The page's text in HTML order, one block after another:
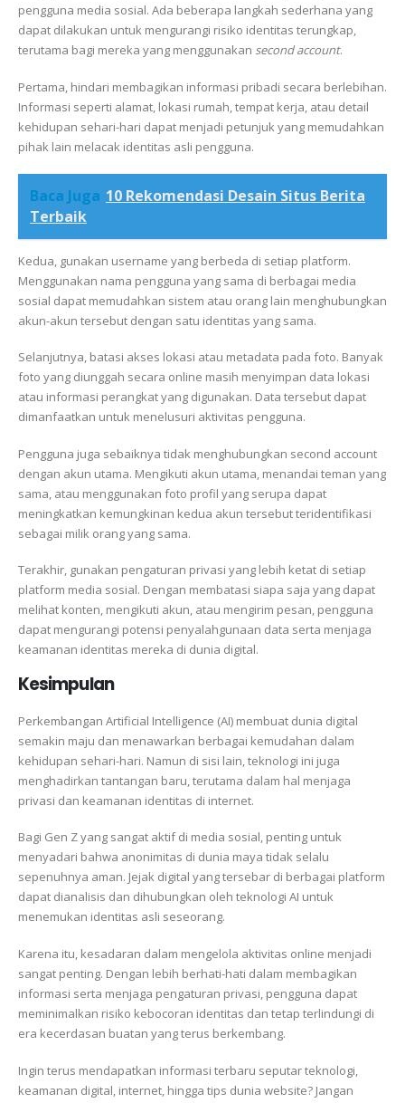
pengguna media sosial. Ada beberapa langkah sederhana yang
dapat dilakukan untuk mengurangi risiko identitas terungkap,
terutama bagi mereka yang menggunakan second account.
Pertama, hindari membagikan informasi pribadi secara berlebihan.
Informasi seperti alamat, lokasi rumah, tempat kerja, atau detail
kehidupan sehari-hari dapat menjadi petunjuk yang memudahkan
pihak lain melacak identitas asli pengguna.
Baca Juga 10 Rekomendasi Desain Situs Berita
Terbaik
Kedua, gunakan username yang berbeda di setiap platform.
Menggunakan nama pengguna yang sama di berbagai media
sosial dapat memudahkan sistem atau orang lain menghubungkan
akun-akun tersebut dengan satu identitas yang sama.
Selanjutnya, batasi akses lokasi atau metadata pada foto. Banyak
foto yang diunggah secara online masih menyimpan data lokasi
atau informasi perangkat yang digunakan. Data tersebut dapat
dimanfaatkan untuk menelusuri aktivitas pengguna.
Pengguna juga sebaiknya tidak menghubungkan second account
dengan akun utama. Mengikuti akun utama, menandai teman yang
sama, atau menggunakan foto profil yang serupa dapat
meningkatkan kemungkinan kedua akun tersebut teridentifikasi
sebagai milik orang yang sama.
Terakhir, gunakan pengaturan privasi yang lebih ketat di setiap
platform media sosial. Dengan membatasi siapa saja yang dapat
melihat konten, mengikuti akun, atau mengirim pesan, pengguna
dapat mengurangi potensi penyalahgunaan data serta menjaga
keamanan identitas mereka di dunia digital.
Kesimpulan
Perkembangan Artificial Intelligence (AI) membuat dunia digital
semakin maju dan menawarkan berbagai kemudahan dalam
kehidupan sehari-hari. Namun di sisi lain, teknologi ini juga
menghadirkan tantangan baru, terutama dalam hal menjaga
privasi dan keamanan identitas di internet.
Bagi Gen Z yang sangat aktif di media sosial, penting untuk
menyadari bahwa anonimitas di dunia maya tidak selalu
sepenuhnya aman. Jejak digital yang tersebar di berbagai platform
dapat dianalisis dan dihubungkan oleh teknologi AI untuk
menemukan identitas asli seseorang.
Karena itu, kesadaran dalam mengelola aktivitas online menjadi
sangat penting. Dengan lebih berhati-hati dalam membagikan
informasi serta menjaga pengaturan privasi, pengguna dapat
meminimalkan risiko kebocoran identitas dan tetap terlindungi di
era kecerdasan buatan yang terus berkembang.
Ingin terus mendapatkan informasi terbaru seputar teknologi,
keamanan digital, internet, hingga tips dunia website? Jangan